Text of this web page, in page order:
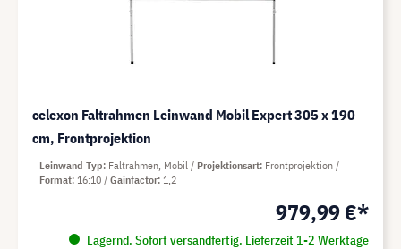
celexon Faltrahmen Leinwand Mobil Expert 305 x 190
cm, Frontprojektion
979,99 €*
Lagernd. Sofort versandfertig. Lieferzeit 1-2 Werktage
Leinwand Typ Faltrahmen, Mobil Projektionsart Frontprojektion
Format 16:10 Gainfactor 1,2